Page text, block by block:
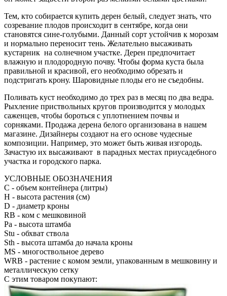
Тем, кто собирается купить дерен белый, следует знать, что
созревание плодов происходит в сентябре, когда они
становятся сине-голубыми. Данный сорт устойчив к морозам
и нормально переносит тень. Желательно высаживать
кустарник на солнечном участке. Дерен предпочитает
влажную и плодородную почву. Чтобы форма куста была
правильной и красивой, его необходимо обрезать и
подстригать крону. Шаровидные плоды его не съедобны.
Поливать куст необходимо до трех раз в месяц по два ведра.
Рыхление приствольных кругов производится у молодых
саженцев, чтобы бороться с уплотнением почвы и
сорняками. Продажа дерена белого организована в нашем
магазине. Дизайнеры создают на его основе чудесные
композиции. Например, это может быть живая изгородь.
Зачастую их высаживают в парадных местах приусадебного
участка и городского парка.
УСЛОВНЫЕ ОБОЗНАЧЕНИЯ
С - объем контейнера (литры)
H - высота растения (см)
D - диаметр кроны
RB - ком с мешковиной
Pa - высота штамба
Stu - обхват ствола
Sth - высота штамба до начала кроны
MS - многоствольное дерево
WRB - растение с комом земли, упакованным в мешковину и
металлическую сетку
С этим товаром покупают: